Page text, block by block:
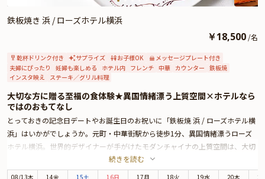
鉄板焼き 浜 / ローズホテル横浜
￥18,500 /名
乾杯ドリンク付き サプライズ お子様OK
メッセージプレート付き
夫婦にぴったり
妊婦も楽しめる ホテル内 フレンチ 中華 カウンター 鉄板焼
インスタ映え
ステーキ／グリル料理
大切な方に贈る至福の食体験★異国情緒漂う上質空間×ホテルなら
ではのおもてなし
とっておきの記念日デートやお誕生日のお祝いに「鉄板焼 浜 / ローズホテル横
浜」はいかがでしょうか。元町・中華街駅から徒歩1分、異国情緒漂うローズ
ホテル横浜。世界的デザイナーが手がけたモダンチャイナの上質空間は、大切
な方と過ごす特別なひとときに最適です。その1階に佇む「鉄板焼 浜」は、ブ
ラウンを基調とした落ち着いた内装が印象的な大人の隠れ家。鉄板カウンター
続きを読む
08/13木 14金 15土 16日 17月 18火 19水 20木